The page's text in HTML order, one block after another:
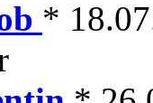
*